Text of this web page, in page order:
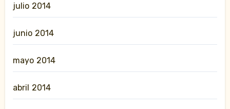
julio 2014
junio 2014
mayo 2014
abril 2014